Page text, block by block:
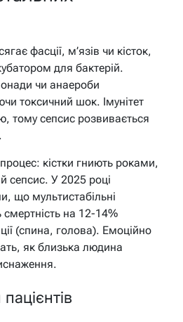
фасції, м’язів чи кісток,
для бактерій.
чи анаероби
токсичний шок. Імунітет
тому сепсис розвивається
кістки гниють роками,
сепсис. У 2025 році
що мультистабільні
на 12-14%
(спина, голова). Емоційно
як близька людина